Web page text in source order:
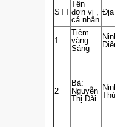
STT
Tên
đơn vị ,
cá nhân
Địa
1
Tiệm
vàng
Sáng
2
Bà:
Nguyễn
Thị Đài